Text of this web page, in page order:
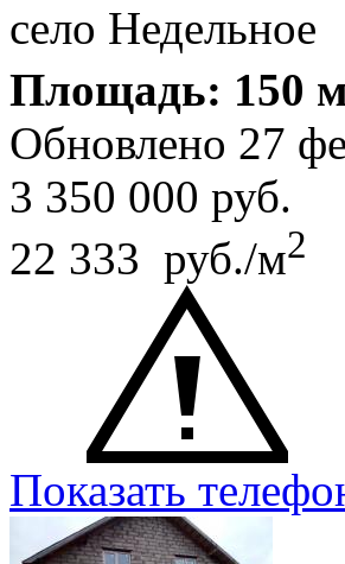
село Недельное
Площадь: 150
Обновлено 27
3 350 000 руб.
22 333 руб./м2
Показать